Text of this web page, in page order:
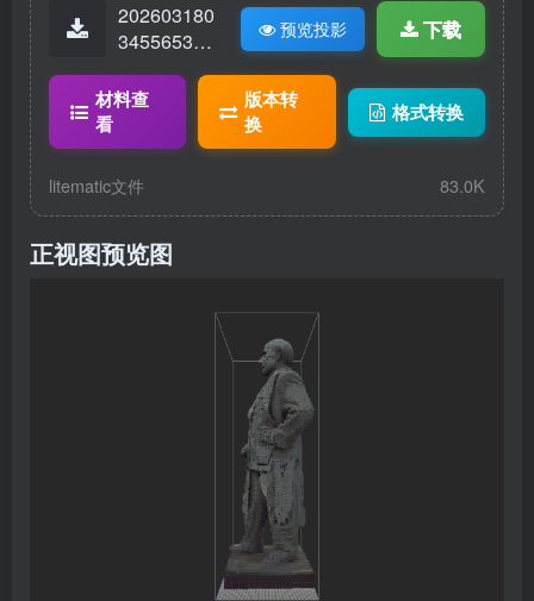
202603180
34556538-
821a30bca
96c94.glb_
tic
预览投影 下载
材料查
看
版本转
换
格式转换
litematic文件 83.0K
正视图预览图